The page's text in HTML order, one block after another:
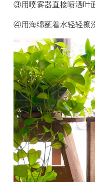
③用喷雾器直接喷洒叶
④用海绵蘸着水轻轻擦